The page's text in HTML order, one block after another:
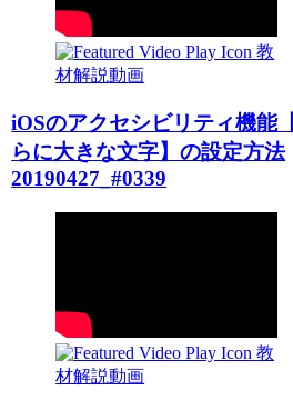
教
材解説動画
iOSのアクセシビリティ機能
らに大きな文字】の設定方法
20190427_#0339
教
材解説動画